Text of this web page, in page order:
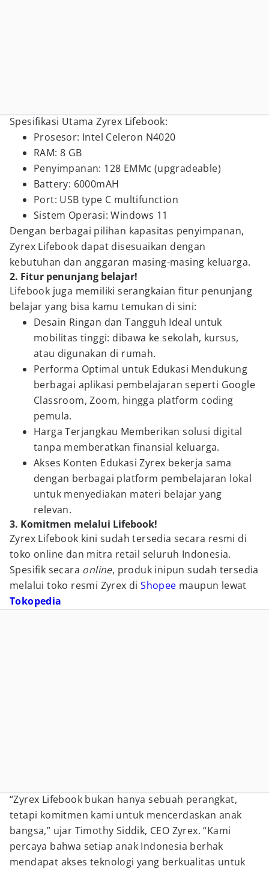
Spesifikasi Utama Zyrex Lifebook:
Prosesor: Intel Celeron N4020
RAM: 8 GB
Penyimpanan: 128 EMMc (upgradeable)
Battery: 6000mAH
Port: USB type C multifunction
Sistem Operasi: Windows 11
Dengan berbagai pilihan kapasitas penyimpanan,
Zyrex Lifebook dapat disesuaikan dengan
kebutuhan dan anggaran masing-masing keluarga.
2. Fitur penunjang belajar!
Lifebook juga memiliki serangkaian fitur penunjang
belajar yang bisa kamu temukan di sini:
Desain Ringan dan Tangguh Ideal untuk
mobilitas tinggi: dibawa ke sekolah, kursus,
atau digunakan di rumah.
Performa Optimal untuk Edukasi Mendukung
berbagai aplikasi pembelajaran seperti Google
Classroom, Zoom, hingga platform coding
pemula.
Harga Terjangkau Memberikan solusi digital
tanpa memberatkan finansial keluarga.
Akses Konten Edukasi Zyrex bekerja sama
dengan berbagai platform pembelajaran lokal
untuk menyediakan materi belajar yang
relevan.
3. Komitmen melalui Lifebook!
Zyrex Lifebook kini sudah tersedia secara resmi di
toko online dan mitra retail seluruh Indonesia.
Spesifik secara online, produk inipun sudah tersedia
melalui toko resmi Zyrex diShopee maupun lewat
Tokopedia
“Zyrex Lifebook bukan hanya sebuah perangkat,
tetapi komitmen kami untuk mencerdaskan anak
bangsa,” ujar Timothy Siddik, CEO Zyrex. “Kami
percaya bahwa setiap anak Indonesia berhak
mendapat akses teknologi yang berkualitas untuk